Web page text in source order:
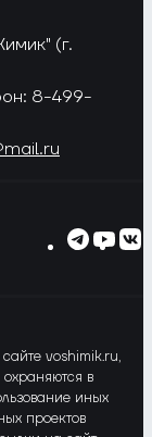
(г.
8-499-
voshimik.ru,
в
иных
проектов